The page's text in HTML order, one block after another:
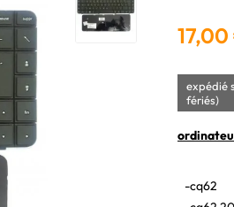
expédié
fériés)
-cq62